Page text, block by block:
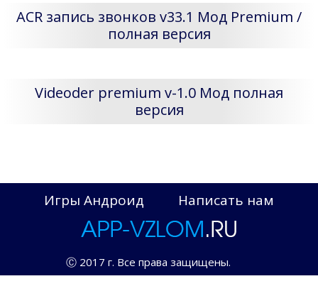
ACR запись звонков v33.1 Мод Premium /
полная версия
Videoder premium v-1.0 Мод полная
версия
Игры Андроид Написать нам
Ⓒ 2017 г. Все права защищены.